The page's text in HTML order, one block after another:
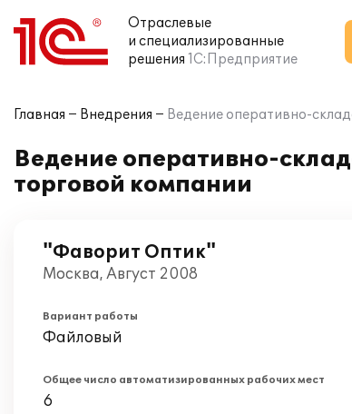
Отраслевые
и специализированные
решения 1С:Предприятие
Главная Внедрения Ведение оперативно-
Ведение оперативно-
торговой компании
"Фаворит Оптик"
Москва, Август 2008
Вариант работы
Файловый
Общее число автоматизированных рабочих мест
6